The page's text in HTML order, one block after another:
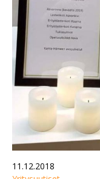
11.12.2018